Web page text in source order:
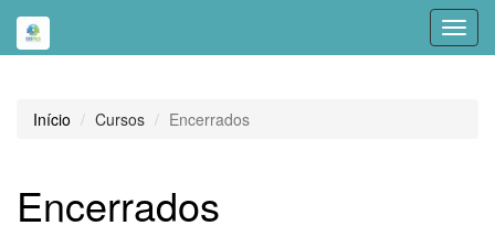
Início Cursos Encerrados
Encerrados